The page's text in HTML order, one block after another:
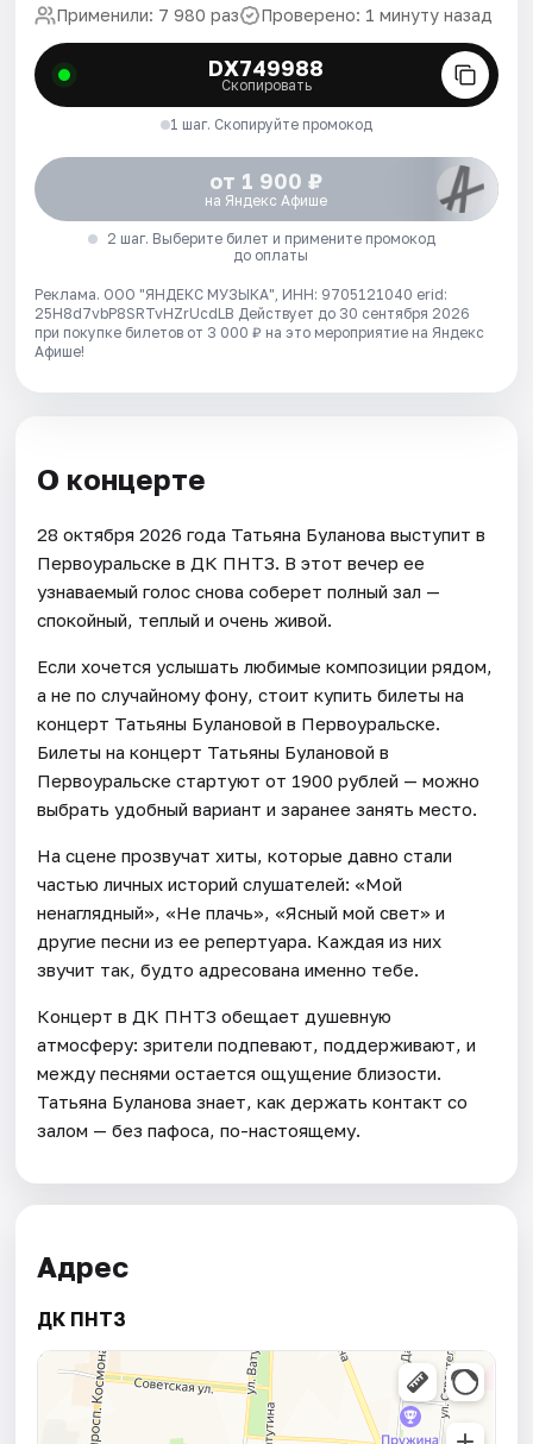
Применили: 7 980 раз Проверено: 1 минуту назад
DX749988
Скопировать
1 шаг. Скопируйте промокод
от 1 900 ₽
на Яндекс Афише
2 шаг. Выберите билет и примените промокод
до оплаты
Реклама. ООО "ЯНДЕКС МУЗЫКА", ИНН: 9705121040 erid:
25H8d7vbP8SRTvHZrUcdLB Действует до 30 сентября 2026
при покупке билетов от 3 000 ₽ на это мероприятие на Яндекс
Афише!
О концерте
28 октября 2026 года Татьяна Буланова выступит в
Первоуральске в ДК ПНТЗ. В этот вечер ее
узнаваемый голос снова соберет полный зал —
спокойный, теплый и очень живой.
Если хочется услышать любимые композиции рядом,
а не по случайному фону, стоит купить билеты на
концерт Татьяны Булановой в Первоуральске.
Билеты на концерт Татьяны Булановой в
Первоуральске стартуют от 1900 рублей — можно
выбрать удобный вариант и заранее занять место.
На сцене прозвучат хиты, которые давно стали
частью личных историй слушателей: «Мой
ненаглядный», «Не плачь», «Ясный мой свет» и
другие песни из ее репертуара. Каждая из них
звучит так, будто адресована именно тебе.
Концерт в ДК ПНТЗ обещает душевную
атмосферу: зрители подпевают, поддерживают, и
между песнями остается ощущение близости.
Татьяна Буланова знает, как держать контакт со
залом — без пафоса, по-настоящему.
Адрес
ДК ПНТЗ